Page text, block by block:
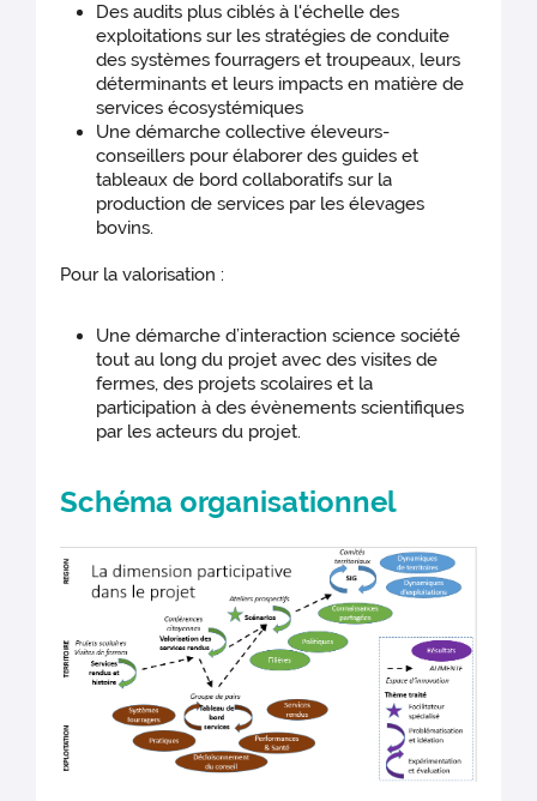
Des audits plus ciblés à l'échelle des
exploitations sur les stratégies de conduite
des systèmes fourragers et troupeaux, leurs
déterminants et leurs impacts en matière de
services écosystémiques
Une démarche collective éleveurs-
conseillers pour élaborer des guides et
tableaux de bord collaboratifs sur la
production de services par les élevages
bovins.
Pour la valorisation :
Une démarche d’interaction science société
tout au long du projet avec des visites de
fermes, des projets scolaires et la
participation à des évènements scientifiques
par les acteurs du projet.
Schéma organisationnel